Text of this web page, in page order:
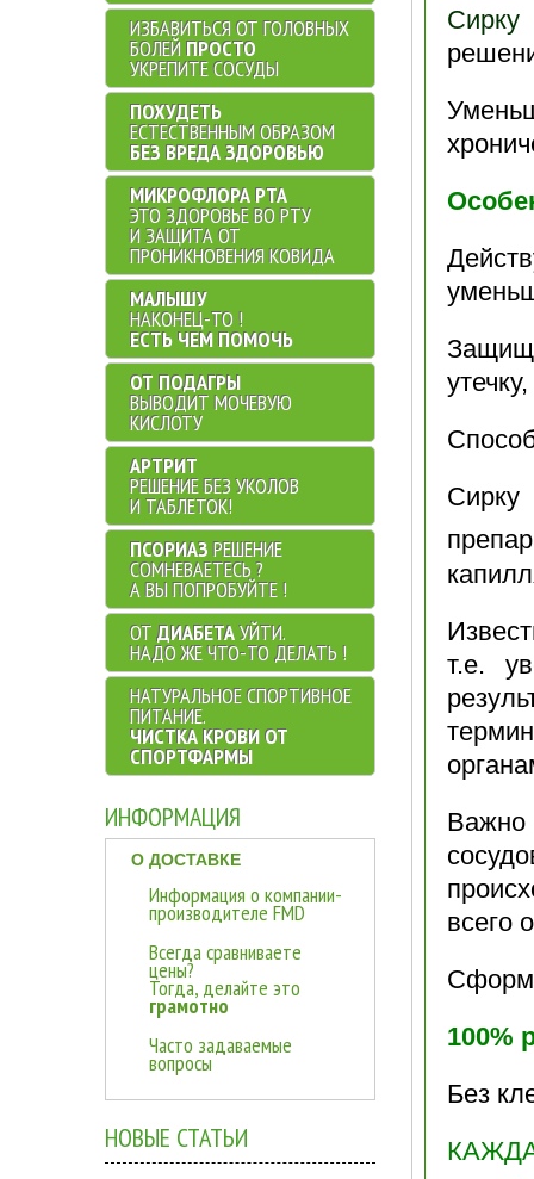
ИЗБАВИТЬСЯ ОТ ГОЛОВНЫХ
БОЛЕЙ ПРОСТО
УКРЕПИТЕ СОСУДЫ
ПОХУДЕТЬ
ЕСТЕСТВЕННЫМ ОБРАЗОМ
БЕЗ ВРЕДА ЗДОРОВЬЮ
МИКРОФЛОРА РТА
ЭТО ЗДОРОВЬЕ ВО РТУ
И ЗАЩИТА ОТ
ПРОНИКНОВЕНИЯ КОВИДА
МАЛЫШУ
НАКОНЕЦ-ТО !
ЕСТЬ ЧЕМ ПОМОЧЬ
ОТ ПОДАГРЫ
ВЫВОДИТ МОЧЕВУЮ
КИСЛОТУ
АРТРИТ
РЕШЕНИЕ БЕЗ УКОЛОВ
И ТАБЛЕТОК!
ПСОРИАЗ РЕШЕНИЕ
СОМНЕВАЕТЕСЬ ?
А ВЫ ПОПРОБУЙТЕ !
ОТДИАБЕТАУЙТИ.
НАДО ЖЕ ЧТО-ТО ДЕЛАТЬ !
НАТУРАЛЬНОЕ CПОРТИВНОЕ
ПИТАНИЕ.
ЧИСТКА КРОВИ ОТ
СПОРТФАРМЫ
ИНФОРМАЦИЯ
О ДОСТАВКЕ
Информация о компании-
производителе FMD
Всегда сравниваете
цены?
Тогда, делайте это
грамотно
Часто задаваемые
вопросы
НОВЫЕ СТАТЬИ
Сирку
т.е.
Важно
всего
100%
Без